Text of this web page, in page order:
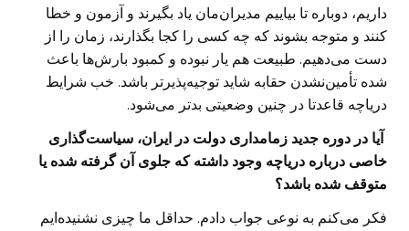
داریم، دوباره تا بیاییم مدیران‌مان یاد بگیرند و آزمون و خطا
کنند و متوجه بشوند که چه کسی را کجا بگذارند، زمان را از
دست می‌دهیم. طبیعت هم یار نبوده و کمبود بارش‌ها باعث
شده ‌تأمین‌نشدن حقابه شاید توجیه‌پذیرتر باشد. خب شرایط
دریاچه قاعدتا در چنین وضعیتی بدتر می‌شود.
‌ آیا در دوره جدید زمامداری دولت در ایران، سیاست‌گذاری
خاصی درباره دریاچه وجود داشته که جلوی آن گرفته شده یا
متوقف شده باشد؟
فکر می‌کنم به نوعی جواب دادم. حداقل ما چیزی نشنیده‌ایم